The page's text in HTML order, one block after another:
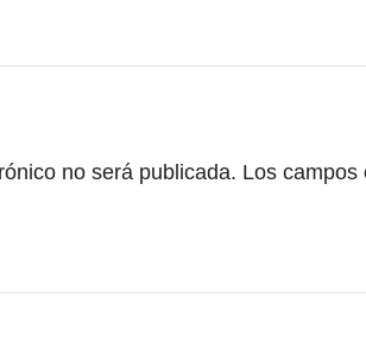
no será publicada. Los campos